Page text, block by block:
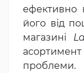
ефективно
його від
магазині
проблеми.